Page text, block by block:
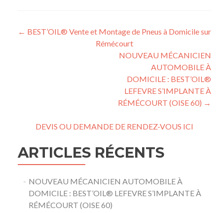
Post navigation
← BEST’OIL® Vente et Montage de Pneus à Domicile sur
Rémécourt
NOUVEAU MÉCANICIEN
AUTOMOBILE À
DOMICILE : BEST’OIL®
LEFEVRE S’IMPLANTE À
RÉMÉCOURT (OISE 60) →
DEVIS OU DEMANDE DE RENDEZ-VOUS ICI
ARTICLES RÉCENTS
NOUVEAU MÉCANICIEN AUTOMOBILE À
DOMICILE : BEST’OIL® LEFEVRE S’IMPLANTE À
RÉMÉCOURT (OISE 60)